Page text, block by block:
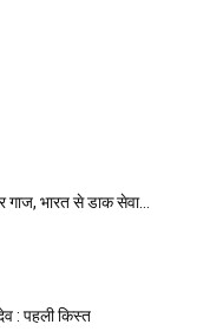
गाज, भारत से डाक सेवा...
: पहली किस्त